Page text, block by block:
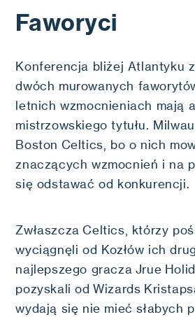
Faworyci
Konferencja bliżej Atlantyku
dwóch murowanych
letnich wzmocnieniach mają
mistrzowskiego tytułu.
Boston Celtics, bo o nich
znaczących wzmocnień i na
się odstawać od konkurencji.
Zwłaszcza Celtics, którzy
wyciągnęli od Kozłów ich
najlepszego gracza Jrue
pozyskali od Wizards
wydają się nie mieć słabych